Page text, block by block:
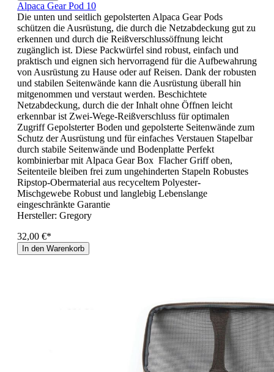
Alpaca Gear Pod 10
Die unten und seitlich gepolsterten Alpaca Gear Pods
schützen die Ausrüstung, die durch die Netzabdeckung gut zu
erkennen und durch die Reißverschlussöffnung leicht
zugänglich ist. Diese Packwürfel sind robust, einfach und
praktisch und eignen sich hervorragend für die Aufbewahrung
von Ausrüstung zu Hause oder auf Reisen. Dank der robusten
und stabilen Seitenwände kann die Ausrüstung überall hin
mitgenommen und verstaut werden. Beschichtete
Netzabdeckung, durch die der Inhalt ohne Öffnen leicht
erkennbar ist Zwei-Wege-Reißverschluss für optimalen
Zugriff Gepolsterter Boden und gepolsterte Seitenwände zum
Schutz der Ausrüstung und für einfaches Verstauen Stapelbar
durch stabile Seitenwände und Bodenplatte Perfekt
kombinierbar mit Alpaca Gear Box Flacher Griff oben,
Seitenteile bleiben frei zum ungehinderten Stapeln Robustes
Ripstop-Obermaterial aus recyceltem Polyester-
Mischgewebe Robust und langlebig Lebenslange
eingeschränkte Garantie
Hersteller: Gregory
32,00 €*
In den Warenkorb